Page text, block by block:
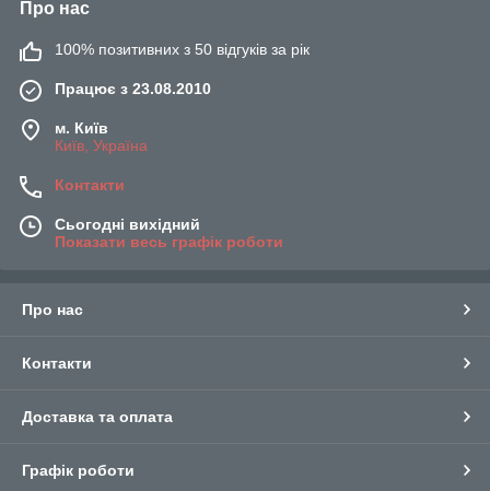
Про нас
100% позитивних з 50 відгуків за рік
Працює з 23.08.2010
м. Київ
Київ, Україна
Контакти
Сьогодні вихідний
Показати весь графік роботи
Про нас
Контакти
Доставка та оплата
Графік роботи